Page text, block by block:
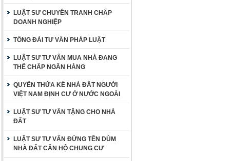
LUẬT SƯ CHUYÊN TRANH CHẤP
DOANH NGHIỆP
TỔNG ĐÀI TƯ VẤN PHÁP LUẬT
LUẬT SƯ TƯ VẤN MUA NHÀ ĐANG
THẾ CHẤP NGÂN HÀNG
QUYỀN THỪA KẾ NHÀ ĐẤT NGƯỜI
VIỆT NAM ĐỊNH CƯ Ở NƯỚC NGOÀI
LUẬT SƯ TƯ VẤN TẶNG CHO NHÀ
ĐẤT
LUẬT SƯ TƯ VẤN ĐỨNG TÊN DÙM
NHÀ ĐẤT CĂN HỘ CHUNG CƯ